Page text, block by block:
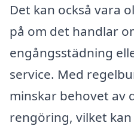
Det kan också vara
på om det handlar
engångsstädning
service. Med
minskar behovet av
rengöring, vilket